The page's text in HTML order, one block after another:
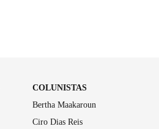
COLUNISTAS
Bertha Maakaroun
Ciro Dias Reis